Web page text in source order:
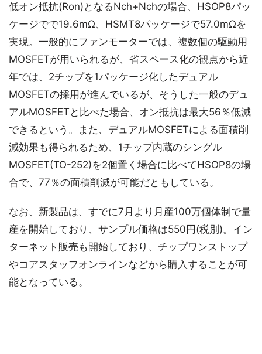
低オン抵抗(Ron)となるNch+Nchの場合、HSOP8パッ
ケージでで19.6mΩ、HSMT8パッケージで57.0mΩを
実現。一般的にファンモーターでは、複数個の駆動用
MOSFETが用いられるが、省スペース化の観点から近
年では、2チップを1パッケージ化したデュアル
MOSFETの採用が進んでいるが、そうした一般のデュ
アルMOSFETと比べた場合、オン抵抗は最大56％低減
できるという。また、デュアルMOSFETによる面積削
減効果も得られるため、1チップ内蔵のシングル
MOSFET(TO-252)を2個置く場合に比べてHSOP8の場
合で、77％の面積削減が可能だともしている。
なお、新製品は、すでに7月より月産100万個体制で量
産を開始しており、サンプル価格は550円(税別)。イン
ターネット販売も開始しており、チップワンストップ
やコアスタッフオンラインなどから購入することが可
能となっている。